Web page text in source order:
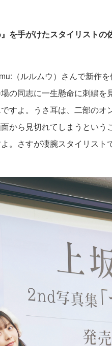
を手がけたスタイリストの
（ルルムウ）さんで新作
の同志に一生懸命に刺繍を
すよ。うさ耳は、二部のオ
から見切れてしまうという
。さすが凄腕スタイリスト